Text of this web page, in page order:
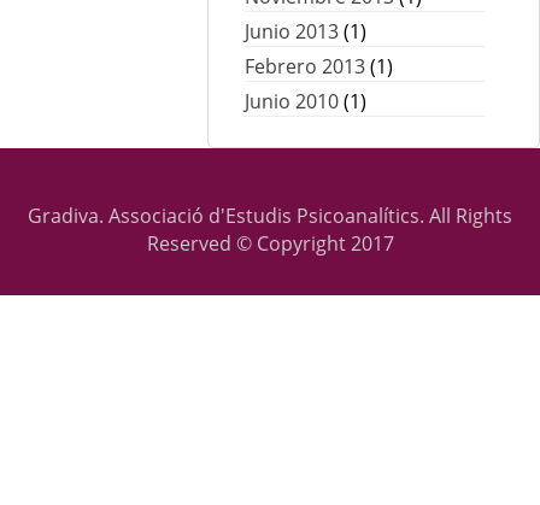
Junio 2013(1)
Febrero 2013(1)
Junio 2010(1)
Gradiva. Associació d'Estudis Psicoanalítics. All Rights
Reserved © Copyright 2017